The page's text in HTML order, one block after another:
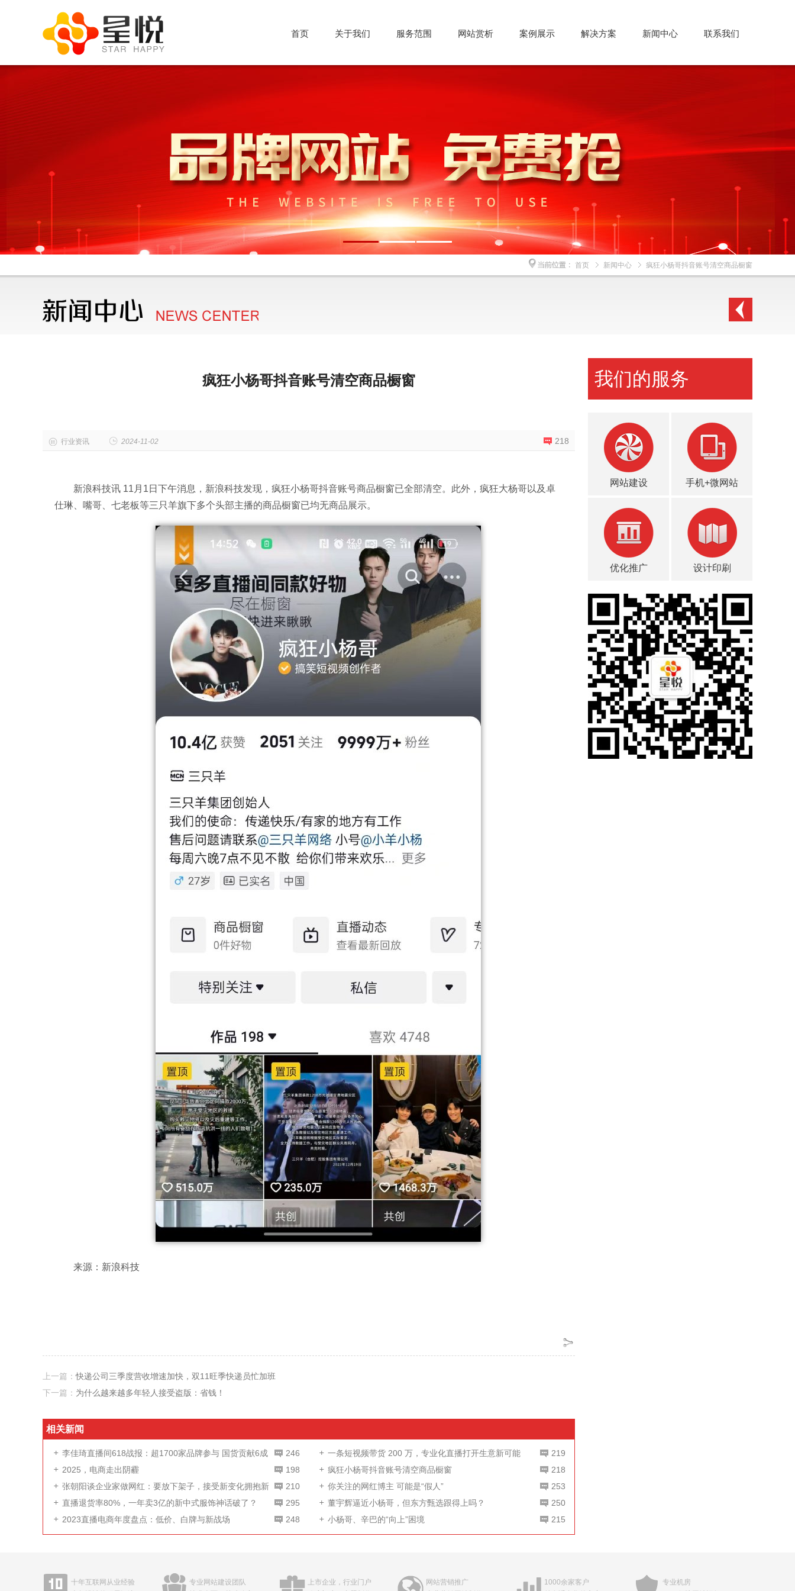
联系我们
新闻中心
解决方案
案例展示
网站赏析
服务范围
关于我们
首页
首页 新闻中心 疯狂小杨哥抖音账号清空商品橱窗
疯狂小杨哥抖音账号清空商品橱窗
行业资讯 2024-11-02 218
新浪科技讯 11月1日下午消息，新浪科技发现，疯狂小杨哥抖音账号商品橱窗已全部清空。此外，疯狂大杨哥以及卓
仕琳、嘴哥、七老板等三只羊旗下多个头部主播的商品橱窗已均无商品展示。
来源：新浪科技
上一篇：快递公司三季度营收增速加快，双11旺季快递员忙加班
下一篇： 为什么越来越多年轻人接受盗版：省钱！
相关新闻
李佳琦直播间618战报：超1700家品牌参与 国货贡献6成
销量
246 一条短视频带货 200 万，专业化直播打开生意新可能
219
2025，电商走出阴霾
198 疯狂小杨哥抖音账号清空商品橱窗
218
张朝阳谈企业家做网红：要放下架子，接受新变化拥抱新
变化
210 你关注的网红博主 可能是“假人”
253
直播退货率80%，一年卖3亿的新中式服饰神话破了？
295 董宇辉逼近小杨哥，但东方甄选跟得上吗？
250
2023直播电商年度盘点：低价、白牌与新战场
248 小杨哥、辛巴的“向上”困境 215
我们的服务
网站建设 手机+微网站
优化推广 设计印刷
十年互联网从业经验
专业网站建设团队
上市企业，行业门户
网站营销推广
1000余家客户
专业机房